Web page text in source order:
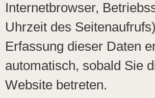
Internetbrowser,
Uhrzeit des
Erfassung dieser Daten
automatisch, sobald Sie
Website betreten.